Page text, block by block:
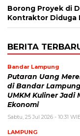
Borong Proyek di
Kontraktor Diduga
BERITA
Bandar Lampung
Putaran Uang
di Bandar Lampung
UMKM Kuliner Jadi
Ekonomi
Sabtu, 25 Jul 2026 - 10:31
LAMPUNG